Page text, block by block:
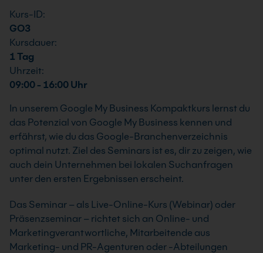
Kurs-ID:
GO3
Kursdauer:
1 Tag
Uhrzeit:
09:00 - 16:00 Uhr
In unserem Google My Business Kompaktkurs lernst du
das Potenzial von Google My Business kennen und
erfährst, wie du das Google-Branchenverzeichnis
optimal nutzt. Ziel des Seminars ist es, dir zu zeigen, wie
auch dein Unternehmen bei lokalen Suchanfragen
unter den ersten Ergebnissen erscheint.
Das Seminar – als Live-Online-Kurs (Webinar) oder
Präsenzseminar – richtet sich an Online- und
Marketingverantwortliche, Mitarbeitende aus
Marketing- und PR-Agenturen oder -Abteilungen